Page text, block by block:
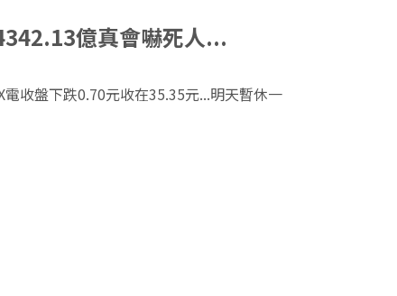
億真會嚇死人...
收盤下跌0.70元收在35.35元...明天暫休一